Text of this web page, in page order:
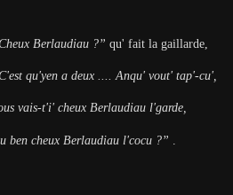
Berlaudiau ?” qu' fait la gaillarde,
qu'yen a deux .... Anqu' vout' tap'-cu',
vais-t'i' cheux Berlaudiau l'garde,
ben cheux Berlaudiau l'cocu ?”